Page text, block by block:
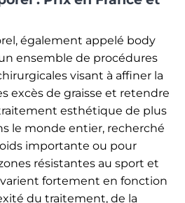
également appelé body
ensemble de procédures
visant à affiner la
excès de graisse et retendre
traitement esthétique de plus
le monde entier, recherché
importante ou pour
résistantes au sport et
fortement en fonction
du traitement, de la